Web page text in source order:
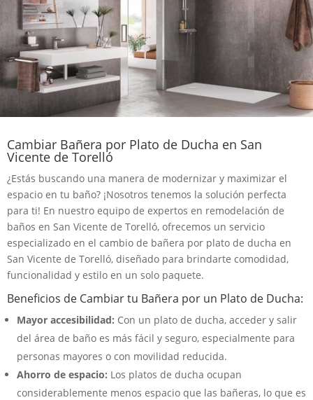
Cambiar Bañera por Plato de Ducha en San
Vicente de Torelló
¿Estás buscando una manera de modernizar y maximizar el
espacio en tu baño? ¡Nosotros tenemos la solución perfecta
para ti! En nuestro equipo de expertos en remodelación de
baños en San Vicente de Torelló, ofrecemos un servicio
especializado en el cambio de bañera por plato de ducha en
San Vicente de Torelló, diseñado para brindarte comodidad,
funcionalidad y estilo en un solo paquete.
Beneficios de Cambiar tu Bañera por un Plato de Ducha:
Mayor accesibilidad: Con un plato de ducha, acceder y salir
del área de baño es más fácil y seguro, especialmente para
personas mayores o con movilidad reducida.
Ahorro de espacio: Los platos de ducha ocupan
considerablemente menos espacio que las bañeras, lo que es